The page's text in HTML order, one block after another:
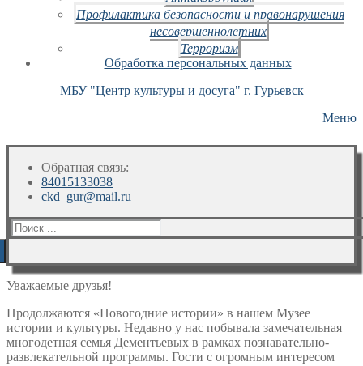
Профилактика безопасности и правонарушения
несовершеннолетних
Терроризм
Обработка персональных данных
МБУ "Центр культуры и досуга" г. Гурьевск
Меню
Обратная связь:
84015133038
ckd_gur@mail.ru
Искать:
Уважаемые друзья!
Продолжаются «Новогодние истории» в нашем Музее
истории и культуры. Недавно у нас побывала замечательная
многодетная семья Дементьевых в рамках познавательно-
развлекательной программы. Гости с огромным интересом